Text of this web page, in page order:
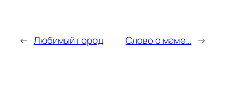
← Любимый город Слово о маме… →